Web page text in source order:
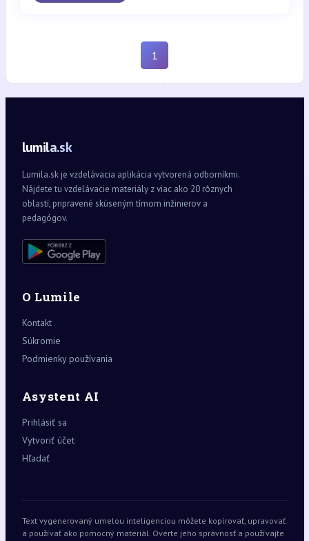
1
lumila.sk
Lumila.sk je vzdelávacia aplikácia vytvorená odborníkmi.
Nájdete tu vzdelávacie materiály z viac ako 20 rôznych
oblastí, pripravené skúseným tímom inžinierov a
pedagógov.
O Lumile
Kontakt
Súkromie
Podmienky používania
Asystent AI
Prihlásiť sa
Vytvoriť účet
Hľadať
Text vygenerovaný umelou inteligenciou môžete kopírovať, upravovať
a používať ako pomocný materiál. Overte jeho správnosť a používajte